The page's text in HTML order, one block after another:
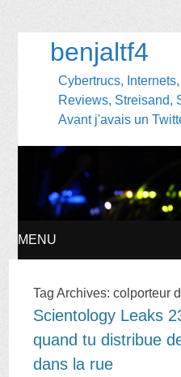
benjaltf4
Cybertrucs,
Reviews, Streisand,
Avant j'avais un
MENU
TO
CONTENT
Tag Archives:colporteur
Scientology Leaks
quand tu distribue
dans la rue